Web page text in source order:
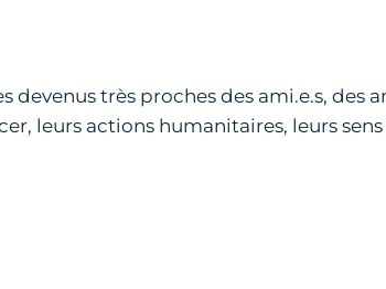
devenus très proches des ami.e.s,
leurs actions humanitaires, leurs